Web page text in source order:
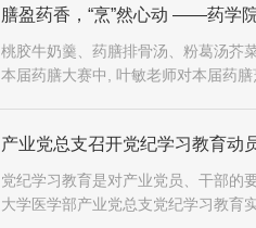
膳盈药香，“烹”然心动 ——药学
桃胶牛奶羹、药膳排骨汤、粉葛汤芥
本届药膳大赛中, 叶敏老师对本届药
产业党总支召开党纪学习教育动
党纪学习教育是对产业党员、干部的
大学医学部产业党总支党纪学习教育